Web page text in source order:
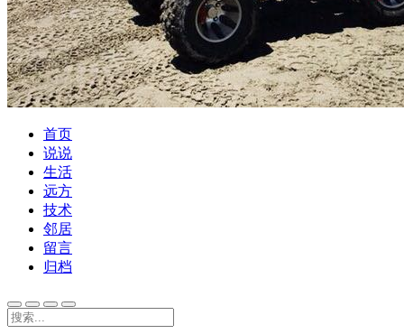
首页
说说
生活
远方
技术
邻居
留言
归档